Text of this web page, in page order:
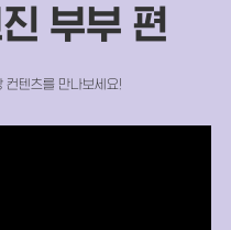
부부 편
컨텐츠를 만나보세요!